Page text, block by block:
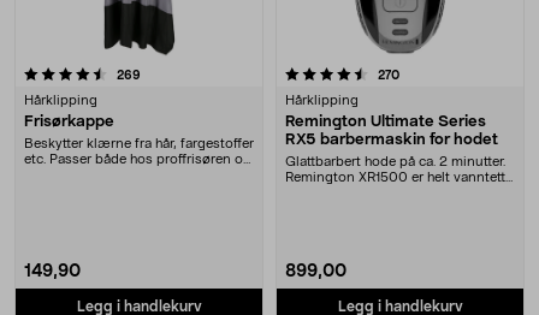
269
Hårklipping
Frisørkappe
Beskytter klærne fra hår, fargestoffer
etc. Passer både hos proffrisøren og
149,90
Legg i handlekurv
4.5 av 5 stjerner 270anmeldelser
Hårklipping
Remington Ultimate Series
RX5 barbermaskin for hodet
Glattbarbert hode på ca. 2 minutter.
Remington XR1500 er helt vanntett
899,00
Legg i handlekurv